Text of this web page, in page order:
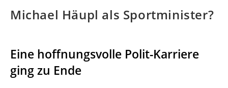
Michael Häupl als Sportminister?
Eine hoffnungsvolle Polit-Karriere
ging zu Ende